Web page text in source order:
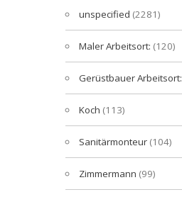
unspecified (2281)
Maler Arbeitsort: (120)
Gerüstbauer Arbeitsort:
Koch (113)
Sanitärmonteur (104)
Zimmermann (99)